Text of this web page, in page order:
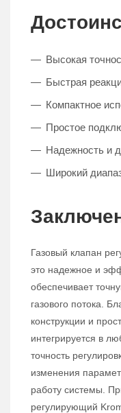
Высокая
Быстрая
Компактное
Простое
Надежность и
Широкий
Газовый клапан
это надежное и
обеспечивает
газового потока.
конструкции и
интегрируется в
точность
изменения
работу системы.
регулирующий